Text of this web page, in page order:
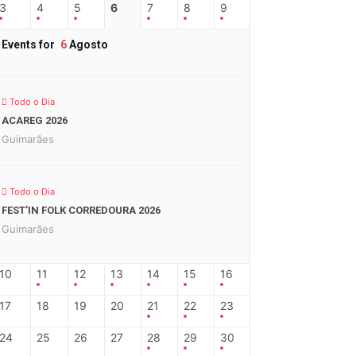
3 4 5 6 7 8 9
Events for 6Agosto
Todo o Dia
ACAREG 2026
Guimarães
Todo o Dia
FEST’IN FOLK CORREDOURA 2026
Guimarães
10 11 12 13 14 15 16
17 18 19 20 21 22 23
24 25 26 27 28 29 30